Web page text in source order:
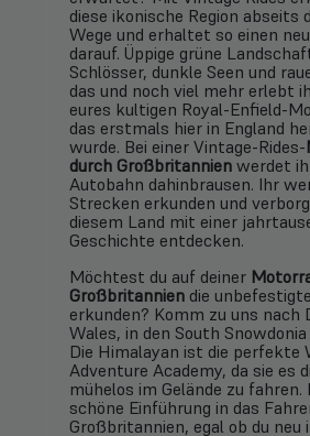
diese ikonische Region abseits
Wege und erhaltet so einen
darauf. Üppige grüne
Schlösser, dunkle Seen und
das und noch viel mehr erlebt
eures kultigen Royal-Enfield-
das erstmals hier in England
wurde. Bei einer Vintage-Rides-
durch Großbritannien werdet
Autobahn dahinbrausen. Ihr
Strecken erkunden und
diesem Land mit einer
Geschichte entdecken.
Möchtest du auf deiner
Großbritannien die
erkunden? Komm zu uns nach
Wales, in den South
Die Himalayan ist die perfekte
Adventure Academy, da sie es
mühelos im Gelände zu fahren.
schöne Einführung in das
Großbritannien, egal ob du neu